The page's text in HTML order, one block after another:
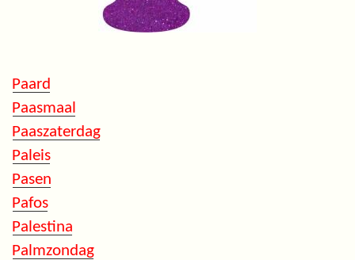
Paard
Paasmaal
Paaszaterdag
Paleis
Pasen
Pafos
Palestina
Palmzondag